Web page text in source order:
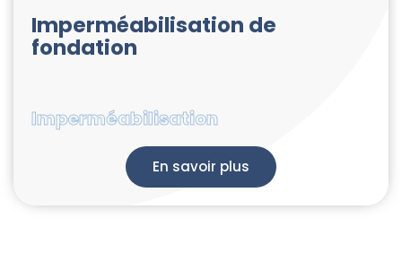
Imperméabilisation de
fondation
Imperméabilisation
En savoir plus